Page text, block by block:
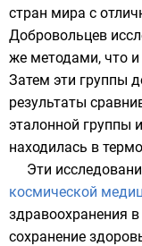
стран мира с
Добровольцев
же методами, что
Затем эти группы
результаты
эталонной группы
находилась в
Эти
космической
здравоохранения
сохранение